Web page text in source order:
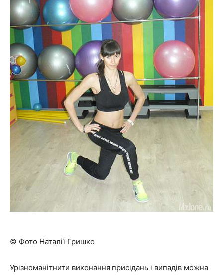
© Фото Наталії Гришко
Урізноманітнити виконання присідань і випадів можна